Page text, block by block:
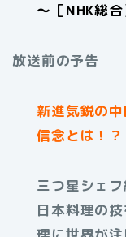
～［NHK総合
放送前の予告
新進気鋭の
信念とは！？
三つ星シェ
日本料理の